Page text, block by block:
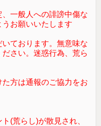
一般人への誹謗中傷な
お願いいたします
ております。無意味な
さい。迷惑行為、荒ら
方は通報のご協力をお
(荒らし)が散見され、